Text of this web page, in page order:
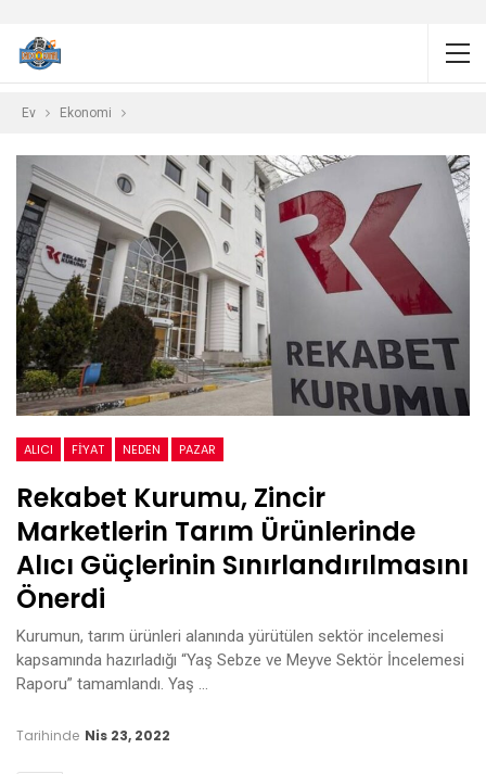
Ev Ekonomi
ALICI FİYAT NEDEN PAZAR
Rekabet Kurumu, Zincir
Marketlerin Tarım Ürünlerinde
Alıcı Güçlerinin Sınırlandırılmasını
Önerdi
Kurumun, tarım ürünleri alanında yürütülen sektör incelemesi
kapsamında hazırladığı “Yaş Sebze ve Meyve Sektör İncelemesi
Raporu” tamamlandı. Yaş …
Tarihinde Nis 23, 2022